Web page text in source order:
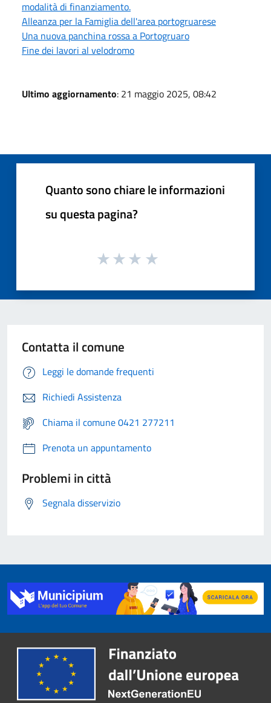
modalità di finanziamento.
Alleanza per la Famiglia dell'area portogruarese
Una nuova panchina rossa a Portogruaro
Fine dei lavori al velodromo
Ultimo aggiornamento: 21 maggio 2025, 08:42
Quanto sono chiare le informazioni
su questa pagina?
Contatta il comune
Leggi le domande frequenti
Richiedi Assistenza
Chiama il comune 0421 277211
Prenota un appuntamento
Problemi in città
Segnala disservizio